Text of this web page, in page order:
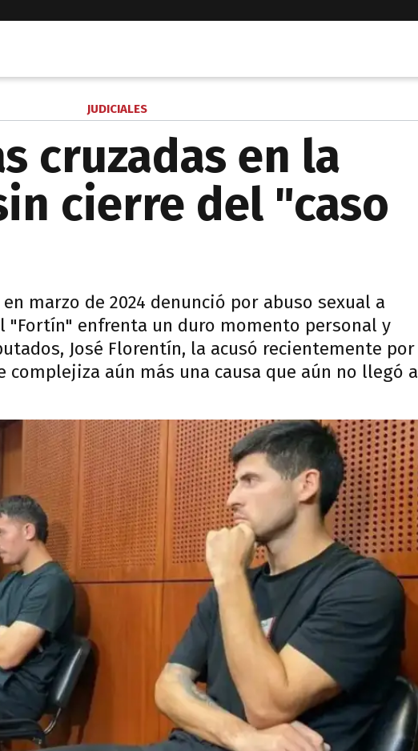
JUDICIALES
cruzadas en la
cierre del "caso
marzo de 2024 denunció por abuso sexual a
"Fortín" enfrenta un duro momento personal y
José Florentín, la acusó recientemente por
aún más una causa que aún no llegó a